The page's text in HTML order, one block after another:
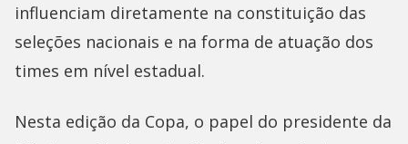
influenciam diretamente na constituição das
seleções nacionais e na forma de atuação dos
times em nível estadual.
Nesta edição da Copa, o papel do presidente da